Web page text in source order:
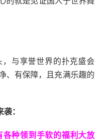
与享誉世界的扑克盛会
、有保障，且充满乐趣的
：
种领到手软的福利大放